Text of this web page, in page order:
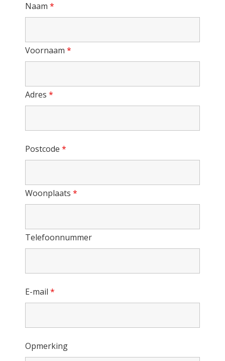
Naam *
Voornaam *
Adres *
Postcode *
Woonplaats *
Telefoonnummer
E-mail *
Opmerking